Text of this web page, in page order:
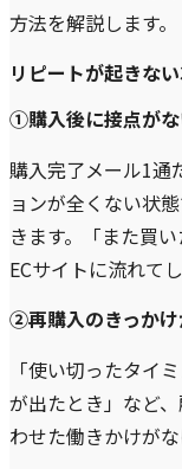
方法を解説します。
リピートが起きな
①購入後に接点が
購入完了メール1通
ョンが全くない状
きます。「また買
ECサイトに流れて
②再購入のきっかけ
「使い切ったタイ
が出たとき」など
わせた働きかけが